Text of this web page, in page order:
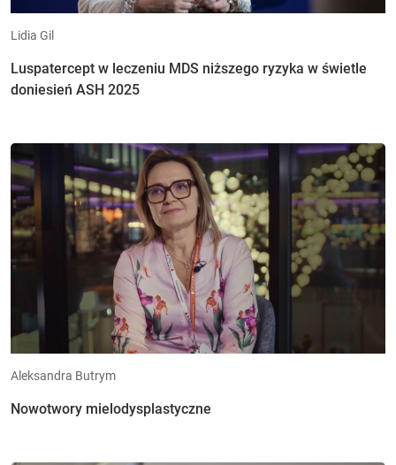
Lidia Gil
Luspatercept w leczeniu MDS niższego ryzyka w świetle
doniesień ASH 2025
Aleksandra Butrym
Nowotwory mielodysplastyczne